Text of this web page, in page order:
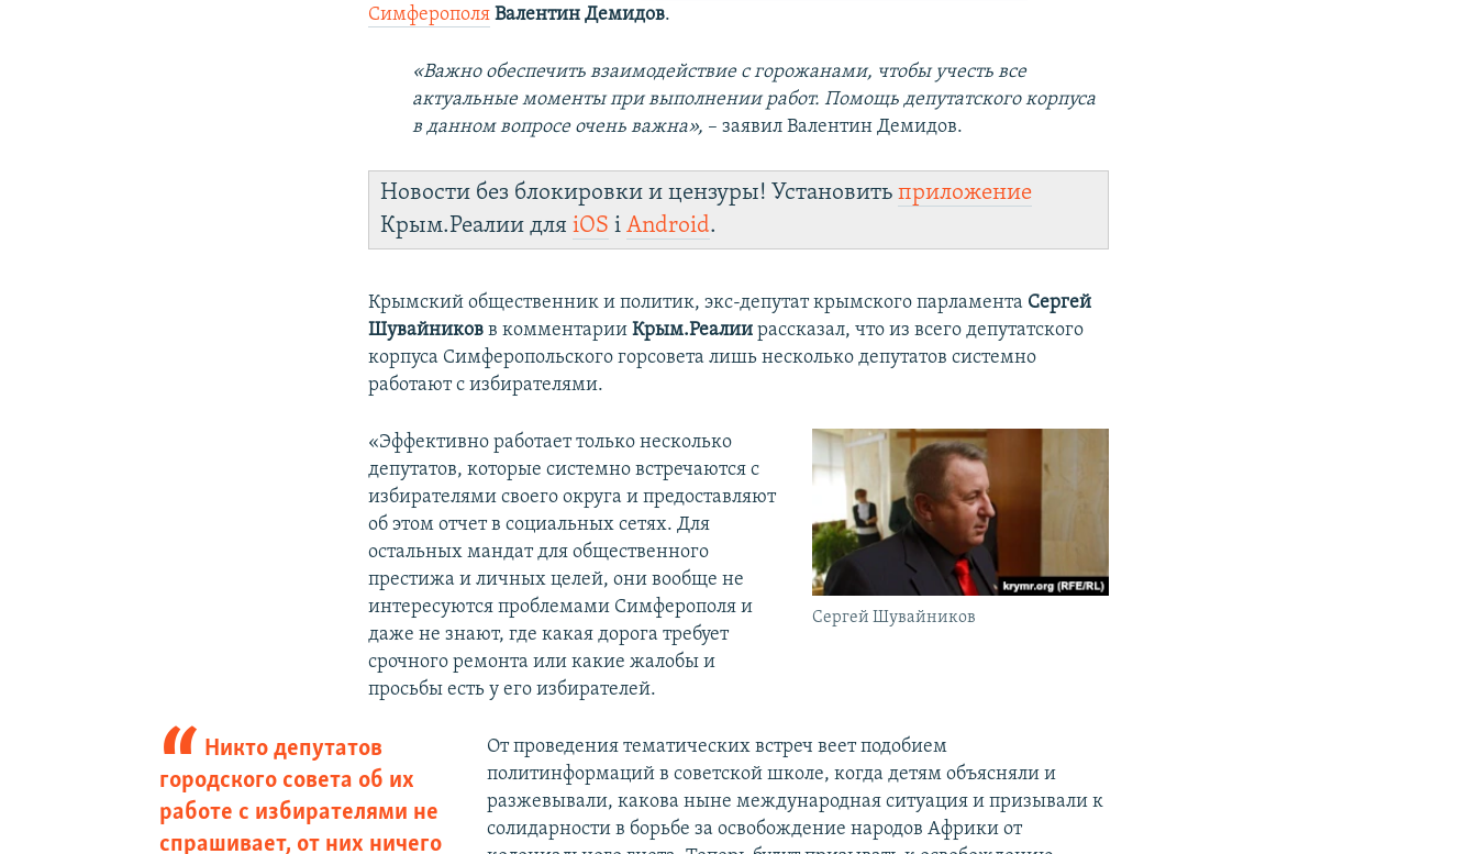
Симферополя Валентин Демидов.
«Важно обеспечить взаимодействие с горожанами, чтобы учесть все
актуальные моменты при выполнении работ. Помощь депутатского корпуса
в данном вопросе очень важна», – заявил Валентин Демидов.
Новости без блокировки и цензуры! Установитьприложение
Крым.Реалии дляiOS іAndroid.
Крымский общественник и политик, экс-депутат крымского парламента Сергей
Шувайников в комментарииКрым.Реалии рассказал, что из всего депутатского
корпуса Симферопольского горсовета лишь несколько депутатов системно
работают с избирателями.
Сергей Шувайников
«Эффективно работает только несколько
депутатов, которые системно встречаются с
избирателями своего округа и предоставляют
об этом отчет в социальных сетях. Для
остальных мандат для общественного
престижа и личных целей, они вообще не
интересуются проблемами Симферополя и
даже не знают, где какая дорога требует
срочного ремонта или какие жалобы и
просьбы есть у его избирателей.
Никто депутатов
городского совета об их
работе с избирателями не
спрашивает, от них ничего
От проведения тематических встреч веет подобием
политинформаций в советской школе, когда детям объясняли и
разжевывали, какова ныне международная ситуация и призывали к
солидарности в борьбе за освобождение народов Африки от